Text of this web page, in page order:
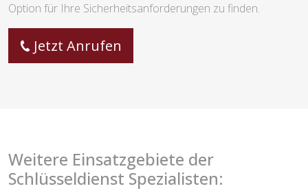
Option für Ihre Sicherheitsanforderungen zu finden.
Jetzt Anrufen
Weitere Einsatzgebiete der
Schlüsseldienst Spezialisten: